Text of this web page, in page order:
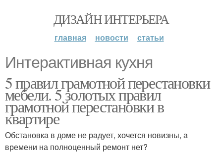
ДИЗАЙН ИНТЕРЬЕРА
главная новости статьи
Интерактивная кухня
5 правил грамотной перестановки
мебели. 5 золотых правил
грамотной перестановки в
квартире
Обстановка в доме не радует, хочется новизны, а
времени на полноценный ремонт нет?